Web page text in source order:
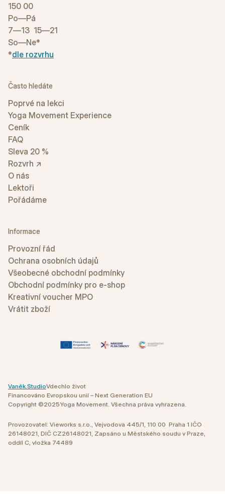
150 00
Po—Pá
7—13 15—21
So—Ne*
*dle rozvrhu
Často hledáte
Poprvé na lekci
Yoga Movement Experience
Ceník
FAQ
Sleva 20 %
Rozvrh ↗
O nás
Lektoři
Pořádáme
Informace
Provozní řád
Ochrana osobních údajů
Všeobecné obchodní podmínky
Obchodní podmínky pro e-shop
Kreativní voucher MPO
Vrátit zboží
Financováno Evropskou unií – Next Generation EU
Copyright ©2025Yoga Movement. Všechna práva vyhrazena.
Vdechlo život
Vaněk.Studio
Provozovatel: Vieworks s.r.o., Vejvodova 445/1, 110 00 Praha 1 IČO
26148021, DIČ CZ26148021, Zapsáno u Městského soudu v Praze,
oddíl C, vložka 74489